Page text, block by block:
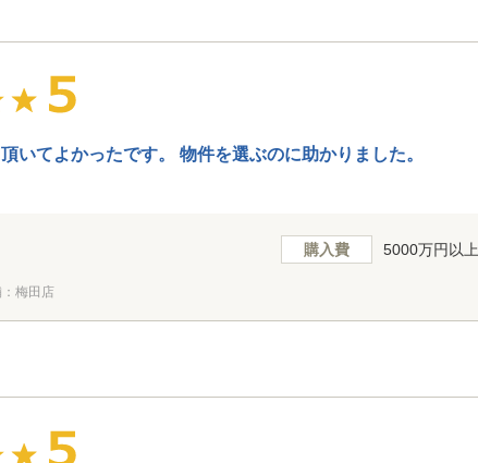
いてよかったです。 物件を選ぶのに助かりました。
購入費 5000万円以上
梅田店